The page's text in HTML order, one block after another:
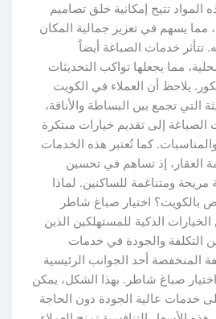
المواد تتيح إمكانية خلق تصاميم
مما يسهم في تعزيز جمالية المكان
تتأثر خدمات الصباغة أيضاً
مما يجعلها تواكب التحديثات
يلاحظ أن العملاء في الكويت
التي تجمع بين البساطة والأناقة،
إلى تقديم خيارات مبتكرة
كما تُعتبر هذه الخدمات
العقار، إذ تساهم في تحسين
مريحة ومتناغمة للساكنين. لماذا
بالكويت؟ اختيار صباغ شاطر
الذكية للمستهلكين الذين
التكلفة والجودة في خدمات
المنخفضة أحد الجوانب الرئيسية
صباغ شاطر. بهذا الشكل، يمكن
خدمات عالية الجودة دون الحاجة